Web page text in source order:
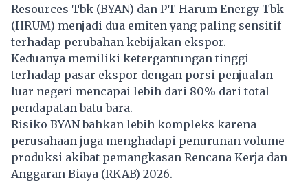
Resources Tbk (BYAN) dan PT Harum Energy Tbk
(HRUM) menjadi dua emiten yang paling sensitif
terhadap perubahan kebijakan ekspor.
Keduanya memiliki ketergantungan tinggi
terhadap pasar ekspor dengan porsi penjualan
luar negeri mencapai lebih dari 80% dari total
pendapatan batu bara.
Risiko BYAN bahkan lebih kompleks karena
perusahaan juga menghadapi penurunan volume
produksi akibat pemangkasan Rencana Kerja dan
Anggaran Biaya (RKAB) 2026.